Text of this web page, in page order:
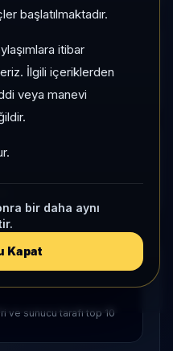
başlatılmaktadır.
itibar
İlgili içeriklerden
veya manevi
bir daha aynı
Kapat
ve sunucu tarafı top 10